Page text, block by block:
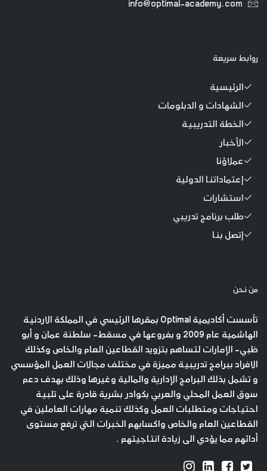
info@optimal-academy.com
روابط سريعة
الرئيسية
الشهادات و الدبلومات
الخطة التدريبية
الأخبار
عملاؤنا
إعتماداتنا الدولية
استشارات
طلب برنامج تدريبي
إتصل بنا
من نحن
تأسست أكاديمية Optimal بمقرها الرئيسي في المملكة الاردنية
الهاشمية عام 2009 و بفروعها في مسقط- سلطنة عمان و أبو
ظبي- الإمارات لتساهم بتزويد القطاعين العام والخاص وكذلك
الافراد ببرامج تدريبية مميزة في مختلف مجالات العمل المؤسسي
و تشمل بذلك البرامج الإدارية والمالية وغيرها وذلك بهدف دعم
سوق العمل المحلي والعربي بكوادر بشرية قادرة على تلبية
احتياجات ومتطلبات العمل وكذلك تنمية مهارات العاملين في
القطاعين العام والخاص واكسابهم الخبرات التي ترفع مستوى
أدائهم مما يؤدي الى زيادة انتاجيتهم .